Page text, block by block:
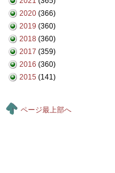
2020 (366)
2019 (360)
2018 (360)
2017 (359)
2016 (360)
2015 (141)
ページ最上部へ